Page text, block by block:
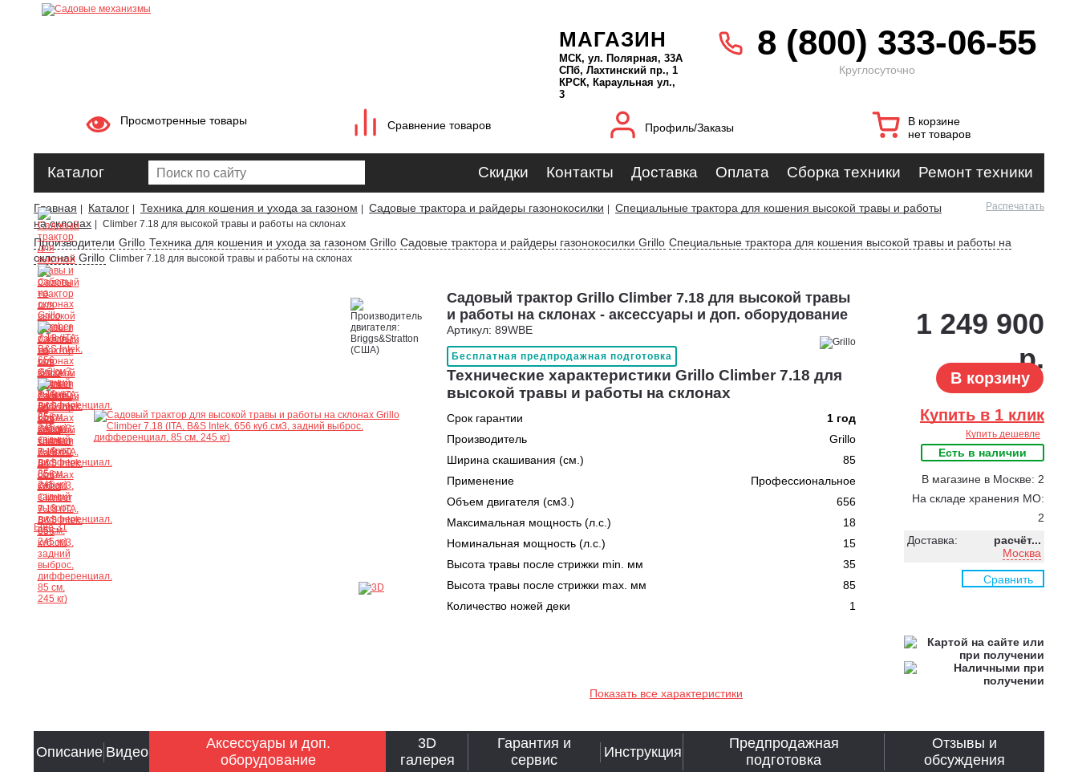
МАГАЗИН
МСК, ул. Полярная, 33А
СПб, Лахтинский пр., 1
КРСК, Караульная ул.,
3
8 (800) 333-06-55
Круглосуточно
Просмотренные товары Сравнение товаров Профиль/Заказы
В корзине
нет товаров
Каталог Скидки Контакты Доставка Оплата Сборка техники Ремонт техники
Главная Каталог Техника для кошения и ухода за газоном Садовые трактора и райдеры газонокосилки
Специальные трактора для кошения высокой травы и работы
на склонах
Climber 7.18 для высокой травы и работы на склонах
Распечатать
Производители Grillo Техника для кошения и ухода за газоном Grillo Садовые трактора и райдеры газонокосилки Grillo Специальные трактора для кошения высокой травы и работы на
склонах Grillo Climber 7.18 для высокой травы и работы на склонах
Ещё 31
Садовый трактор Grillo Climber 7.18 для высокой травы
и работы на склонах - аксессуары и доп. оборудование
Артикул: 89WBE
Бесплатная предпродажная подготовка
Технические характеристики Grillo Climber 7.18 для
высокой травы и работы на склонах
Срок гарантии
1 год
Производитель
Grillo
Ширина скашивания (см.)
85
Применение
Профессиональное
Объем двигателя (см3.)
656
Максимальная мощность (л.с.)
18
Номинальная мощность (л.с.)
15
Высота травы после стрижки min. мм
35
Высота травы после стрижки max. мм
85
Количество ножей деки
1
Показать все характеристики
1 249 900
р.
В корзину
Купить в 1 клик
Купить дешевле
Есть в наличии
В магазине в Москве: 2
На складе хранения МО:
2
Доставка:
расчёт...
Москва
Сравнить
Описание Видео
Аксессуары и доп.
оборудование
3D
галерея
Гарантия и
сервис
Инструкция
Предпродажная
подготовка
Отзывы и
обсуждения